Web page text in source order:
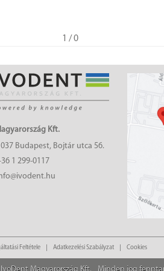
1 / 0
Kft.
Budapest, Bojtár utca 56.
1 299-0117
Feltétele Adatkezelési Szabályzat Cookies